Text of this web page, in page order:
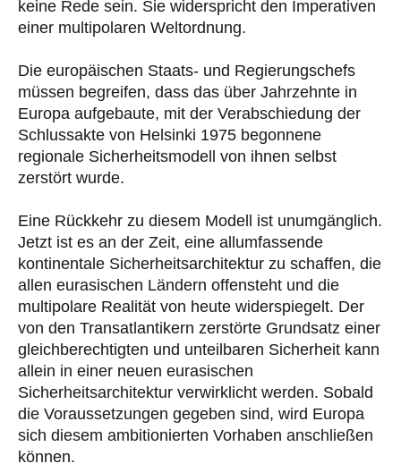
keine Rede sein. Sie widerspricht den Imperativen
einer multipolaren Weltordnung.
Die europäischen Staats- und Regierungschefs
müssen begreifen, dass das über Jahrzehnte in
Europa aufgebaute, mit der Verabschiedung der
Schlussakte von Helsinki 1975 begonnene
regionale Sicherheitsmodell von ihnen selbst
zerstört wurde.
Eine Rückkehr zu diesem Modell ist unumgänglich.
Jetzt ist es an der Zeit, eine allumfassende
kontinentale Sicherheitsarchitektur zu schaffen, die
allen eurasischen Ländern offensteht und die
multipolare Realität von heute widerspiegelt. Der
von den Transatlantikern zerstörte Grundsatz einer
gleichberechtigten und unteilbaren Sicherheit kann
allein in einer neuen eurasischen
Sicherheitsarchitektur verwirklicht werden. Sobald
die Voraussetzungen gegeben sind, wird Europa
sich diesem ambitionierten Vorhaben anschließen
können.